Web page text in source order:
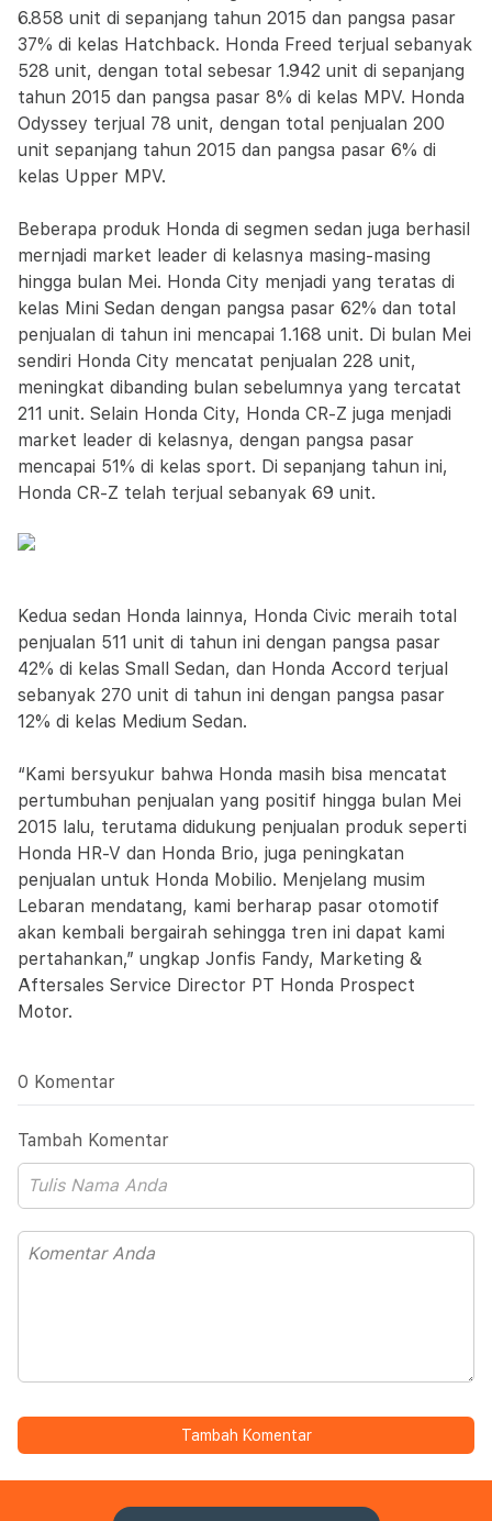
6.858 unit di sepanjang tahun 2015 dan pangsa pasar
37% di kelas Hatchback. Honda Freed terjual sebanyak
528 unit, dengan total sebesar 1.942 unit di sepanjang
tahun 2015 dan pangsa pasar 8% di kelas MPV. Honda
Odyssey terjual 78 unit, dengan total penjualan 200
unit sepanjang tahun 2015 dan pangsa pasar 6% di
kelas Upper MPV.
Beberapa produk Honda di segmen sedan juga berhasil
mernjadi market leader di kelasnya masing-masing
hingga bulan Mei. Honda City menjadi yang teratas di
kelas Mini Sedan dengan pangsa pasar 62% dan total
penjualan di tahun ini mencapai 1.168 unit. Di bulan Mei
sendiri Honda City mencatat penjualan 228 unit,
meningkat dibanding bulan sebelumnya yang tercatat
211 unit. Selain Honda City, Honda CR-Z juga menjadi
market leader di kelasnya, dengan pangsa pasar
mencapai 51% di kelas sport. Di sepanjang tahun ini,
Honda CR-Z telah terjual sebanyak 69 unit.
Kedua sedan Honda lainnya, Honda Civic meraih total
penjualan 511 unit di tahun ini dengan pangsa pasar
42% di kelas Small Sedan, dan Honda Accord terjual
sebanyak 270 unit di tahun ini dengan pangsa pasar
12% di kelas Medium Sedan.
“Kami bersyukur bahwa Honda masih bisa mencatat
pertumbuhan penjualan yang positif hingga bulan Mei
2015 lalu, terutama didukung penjualan produk seperti
Honda HR-V dan Honda Brio, juga peningkatan
penjualan untuk Honda Mobilio. Menjelang musim
Lebaran mendatang, kami berharap pasar otomotif
akan kembali bergairah sehingga tren ini dapat kami
pertahankan,” ungkap Jonfis Fandy, Marketing &
Aftersales Service Director PT Honda Prospect
Motor.
0 Komentar
Tambah Komentar
Tambah Komentar